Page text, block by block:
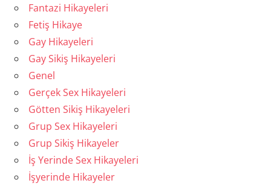
Fantazi Hikayeleri
Fetiş Hikaye
Gay Hikayeleri
Gay Sikiş Hikayeleri
Genel
Gerçek Sex Hikayeleri
Götten Sikiş Hikayeleri
Grup Sex Hikayeleri
Grup Sikiş Hikayeler
İş Yerinde Sex Hikayeleri
İşyerinde Hikayeler